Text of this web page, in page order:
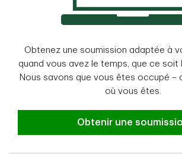
Obtenez une soumission adaptée à
quand vous avez le temps, que ce soit
Nous savons que vous êtes occupé –
où vous êtes.
Obtenir une